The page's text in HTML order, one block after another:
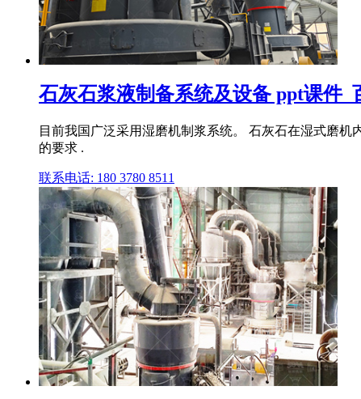
石灰石浆液制备系统及设备 ppt课件_
目前我国广泛采用湿磨机制浆系统。 石灰石在湿式磨
的要求 .
联系电话: 180 3780 8511